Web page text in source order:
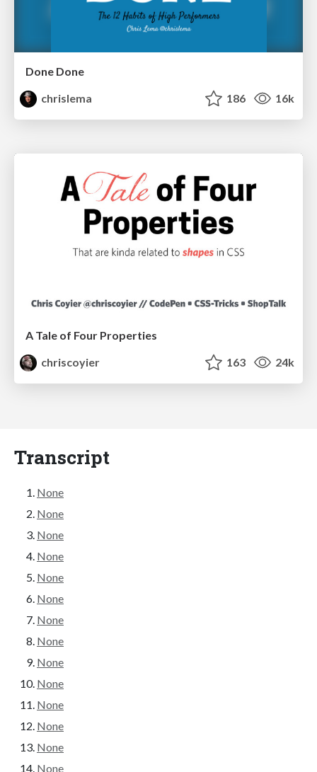
Done Done
chrislema
186 16k
A Tale of Four Properties
chriscoyier
163 24k
Transcript
None
None
None
None
None
None
None
None
None
None
None
None
None
None